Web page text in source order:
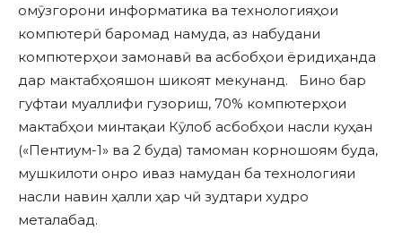
омӯзгорони информатика ва технологияҳои
компютерӣ баромад намуда, аз набудани
компютерҳои замонавӣ ва асбобҳои ёридиҳанда
дар мактабҳояшон шикоят мекунанд. Бино бар
гуфтаи муаллифи гузориш, 70% компютерҳои
мактабҳои минтақаи Кӯлоб асбобҳои насли куҳан
(«Пентиум-1» ва 2 буда) тамоман корношоям буда,
мушкилоти онро иваз намудан ба технологияи
насли навин ҳалли ҳар чӣ зудтари худро
металабад.